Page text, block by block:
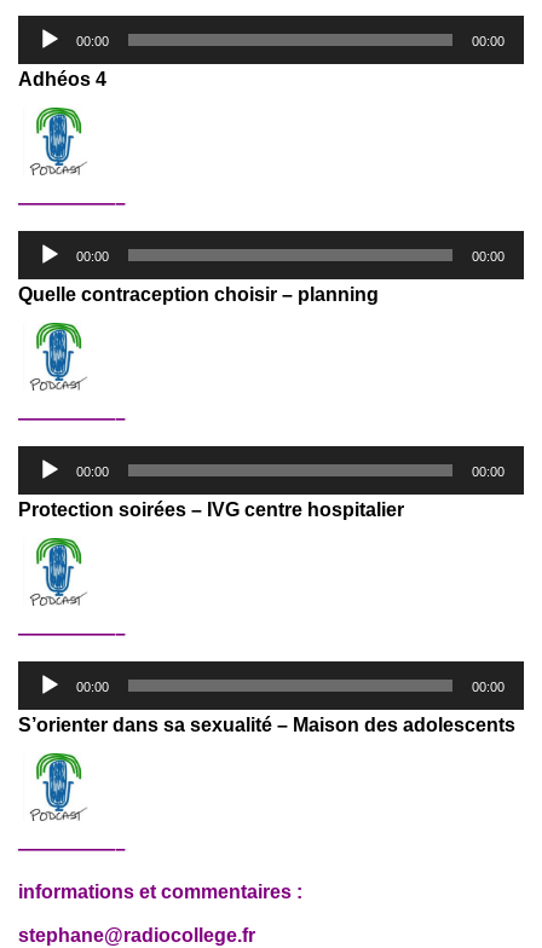
Lecteur
audio
00:00 00:00
Adhéos 4
—————–
Lecteur
audio
00:00 00:00
Quelle contraception choisir – planning
—————–
Lecteur
audio
00:00 00:00
Protection soirées – IVG centre hospitalier
—————–
Lecteur
audio
00:00 00:00
S’orienter dans sa sexualité – Maison des adolescents
—————–
informations et commentaires :
stephane@radiocollege.fr